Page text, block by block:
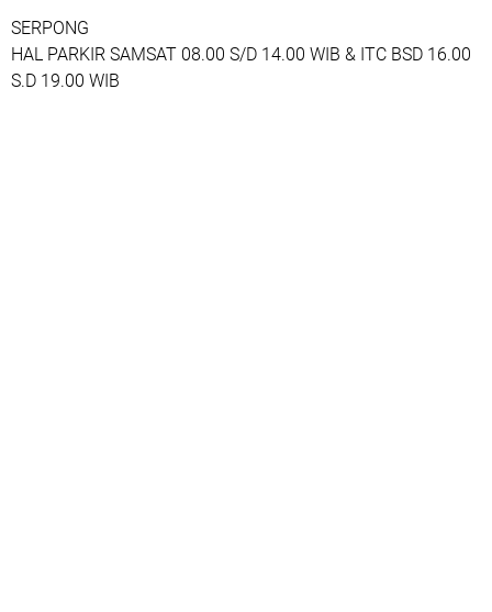
SERPONG
HAL PARKIR SAMSAT 08.00 S/D 14.00 WIB & ITC BSD 16.00
S.D 19.00 WIB